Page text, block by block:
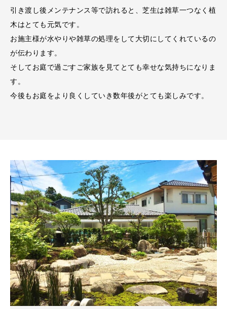
引き渡し後メンテナンス等で訪れると、芝生は雑草一つなく植
木はとても元気です。
お施主様が水やりや雑草の処理をして大切にしてくれているの
が伝わります。
そしてお庭で過ごすご家族を見てとても幸せな気持ちになりま
す。
今後もお庭をより良くしていき数年後がとても楽しみです。